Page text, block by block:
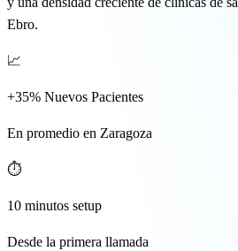
Ebro.
📈
+35% Nuevos Pacientes
En promedio en Zaragoza
⏱️
10 minutos setup
Desde la primera llamada